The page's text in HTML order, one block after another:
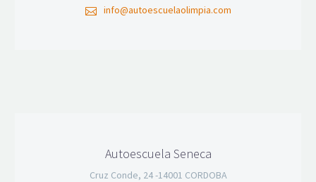
info@autoescuelaolimpia.com
Autoescuela Seneca
Cruz Conde, 24 -14001 CORDOBA